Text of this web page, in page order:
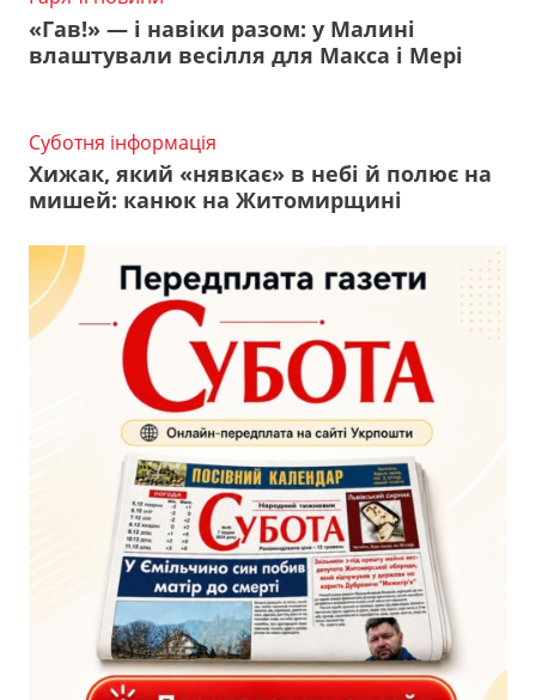
«Гав!» — і навіки разом: у Малині
влаштували весілля для Макса і Мері
Суботня інформація
Хижак, який «нявкає» в небі й полює на
мишей: канюк на Житомирщині